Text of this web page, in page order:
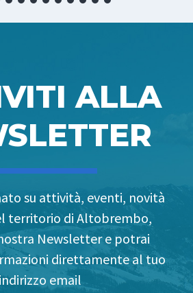
ALLA
su attività, eventi, novità
territorio di Altobrembo,
Newsletter e potrai
direttamente al tuo
indirizzo email